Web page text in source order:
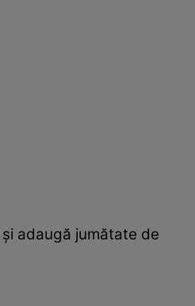
adaugă jumătate de